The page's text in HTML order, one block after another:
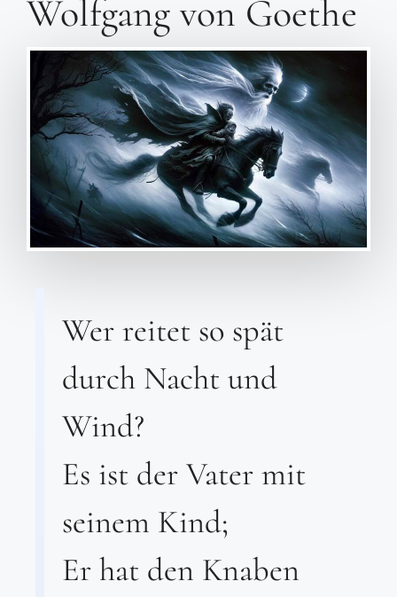
Wolfgang von Goethe
Wer reitet so spät
durch Nacht und
Wind?
Es ist der Vater mit
seinem Kind;
Er hat den Knaben